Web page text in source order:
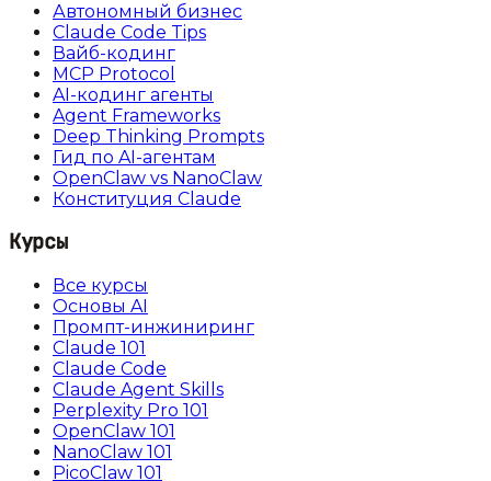
Автономный бизнес
Claude Code Tips
Вайб-кодинг
MCP Protocol
AI-кодинг агенты
Agent Frameworks
Deep Thinking Prompts
Гид по AI-агентам
OpenClaw vs NanoClaw
Конституция Claude
Курсы
Все курсы
Основы AI
Промпт-инжиниринг
Claude 101
Claude Code
Claude Agent Skills
Perplexity Pro 101
OpenClaw 101
NanoClaw 101
PicoClaw 101